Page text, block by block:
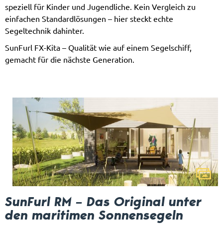
speziell für Kinder und Jugendliche. Kein Vergleich zu
einfachen Standardlösungen – hier steckt echte
Segeltechnik dahinter.
SunFurl FX-Kita – Qualität wie auf einem Segelschiff,
gemacht für die nächste Generation.
SunFurl RM – Das Original unter
den maritimen Sonnensegeln